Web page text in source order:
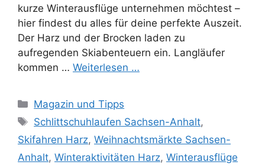
kurze Winterausflüge unternehmen möchtest –
hier findest du alles für deine perfekte Auszeit.
Der Harz und der Brocken laden zu
aufregenden Skiabenteuern ein. Langläufer
kommen … Weiterlesen …
Kategorien
Magazin und Tipps
Schlagwörter
Schlittschuhlaufen Sachsen-Anhalt,
Skifahren Harz, Weihnachtsmärkte Sachsen-
Anhalt, Winteraktivitäten Harz, Winterausflüge